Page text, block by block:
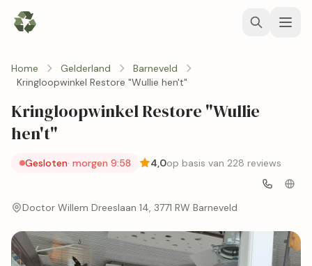
Home Gelderland
Barneveld
Kringloopwinkel Restore "Wullie hen't"
Kringloopwinkel Restore "Wullie
hen't"
Gesloten· morgen 9:58 4,0op basis van 228 reviews
Doctor Willem Dreeslaan 14, 3771 RW Barneveld